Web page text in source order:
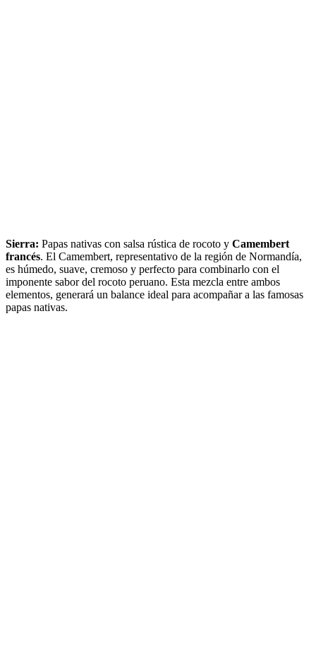
Sierra: Papas nativas con salsa rústica de rocoto y Camembert
francés. El Camembert, representativo de la región de Normandía,
es húmedo, suave, cremoso y perfecto para combinarlo con el
imponente sabor del rocoto peruano. Esta mezcla entre ambos
elementos, generará un balance ideal para acompañar a las famosas
papas nativas.